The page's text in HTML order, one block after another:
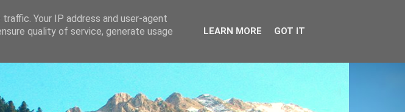
Your IP address and user-agent
quality of service, generate usage
LEARN MORE GOT IT